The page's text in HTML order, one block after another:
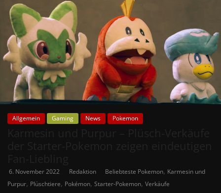
Allgemein Gaming News Pokemon
6. November 2022 Redaktion Beliebteste Pokemon, Karmesin und
Purpur, Plüschtiere, Pokémon, Starter-Pokemon, Verkäufe